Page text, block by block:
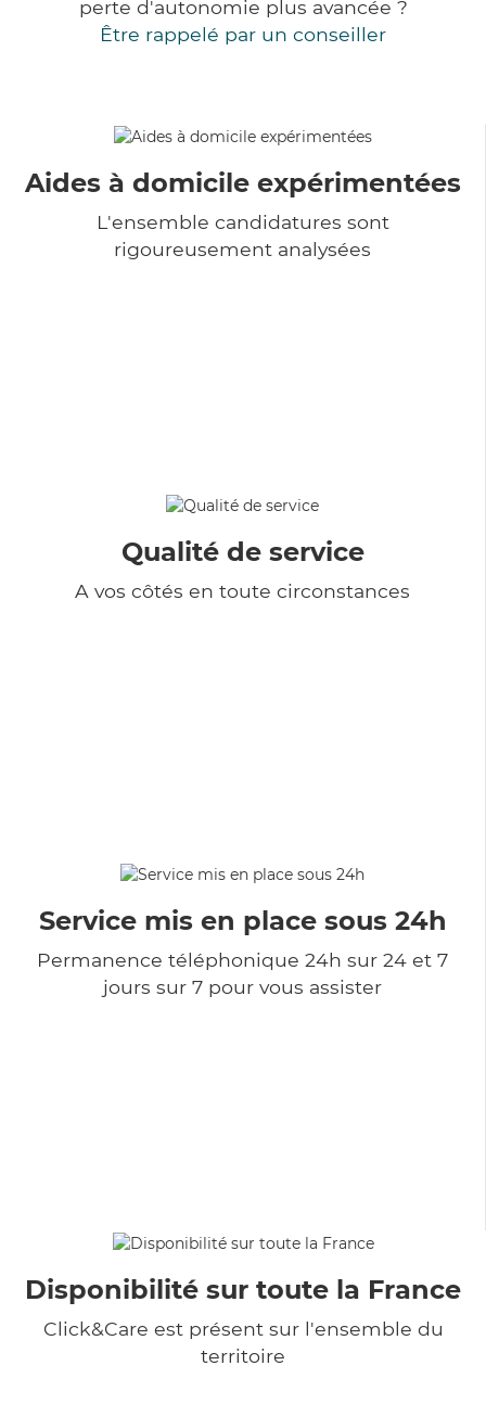
perte d'autonomie plus avancée ?
Être rappelé par un conseiller
Aides à domicile expérimentées
L'ensemble candidatures sont
rigoureusement analysées
Qualité de service
A vos côtés en toute circonstances
Service mis en place sous 24h
Permanence téléphonique 24h sur 24 et 7
jours sur 7 pour vous assister
Disponibilité sur toute la France
Click&Care est présent sur l'ensemble du
territoire